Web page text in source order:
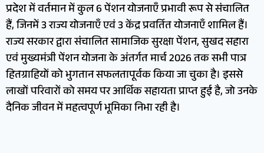
प्रदेश में वर्तमान में कुल 6 पेंशन योजनाएँ प्रभावी रूप से संचालित
हैं, जिनमें 3 राज्य योजनाएँ एवं 3 केंद्र प्रवर्तित योजनाएँ शामिल हैं।
राज्य सरकार द्वारा संचालित सामाजिक सुरक्षा पेंशन, सुखद सहारा
एवं मुख्यमंत्री पेंशन योजना के अंतर्गत मार्च 2026 तक सभी पात्र
हितग्राहियों को भुगतान सफलतापूर्वक किया जा चुका है। इससे
लाखों परिवारों को समय पर आर्थिक सहायता प्राप्त हुई है, जो उनके
दैनिक जीवन में महत्वपूर्ण भूमिका निभा रही है।